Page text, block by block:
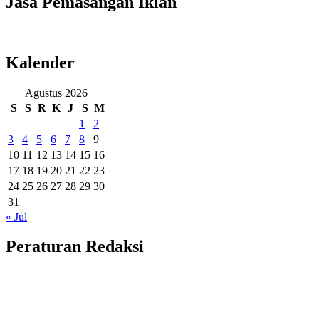
Kalender
Agustus 2026
S
S R K J S M
1
2
3
4 5 6 7 8
9
10 11 12 13 14 15 16
17 18 19 20 21 22 23
24 25 26 27 28 29 30
31
« Jul
Peraturan Redaksi